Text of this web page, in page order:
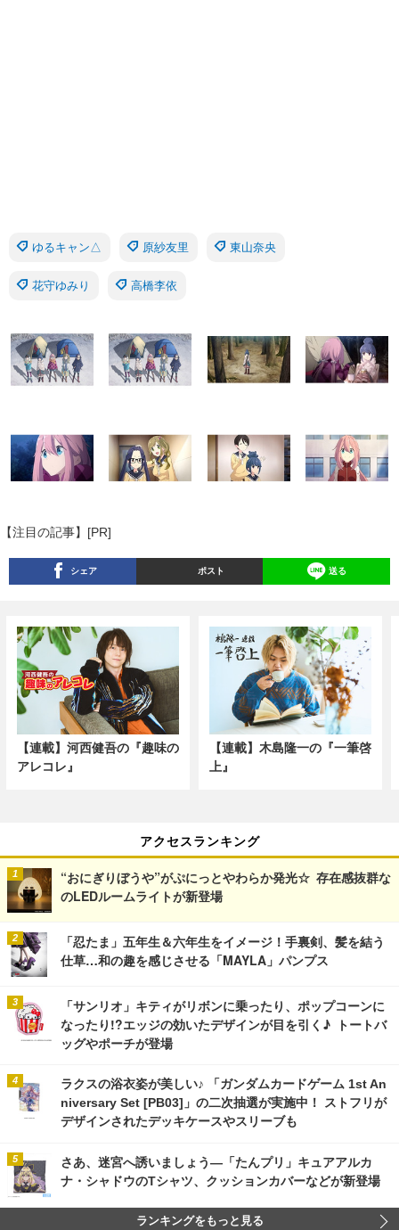
ゆるキャン△ 原紗友里 東山奈央
花守ゆみり 高橋李依
【注目の記事】[PR]
シェア ポスト 送る
【連載】河西健吾の『趣味の
アレコレ』
【連載】木島隆一の『一筆啓
上』
アクセスランキング
“おにぎりぼうや”がぷにっとやわらか発光☆ 存在感抜群な
のLEDルームライトが新登場
「忍たま」五年生＆六年生をイメージ！手裏剣、髪を結う
仕草…和の趣を感じさせる「MAYLA」パンプス
「サンリオ」キティがリボンに乗ったり、ポップコーンに
なったり!?エッジの効いたデザインが目を引く♪ トートバ
ッグやポーチが登場
ラクスの浴衣姿が美しい♪ 「ガンダムカードゲーム 1st An
niversary Set [PB03]」の二次抽選が実施中！ ストフリが
デザインされたデッキケースやスリーブも
さあ、迷宮へ誘いましょう―「たんプリ」キュアアルカ
ナ・シャドウのTシャツ、クッションカバーなどが新登場
ランキングをもっと見る